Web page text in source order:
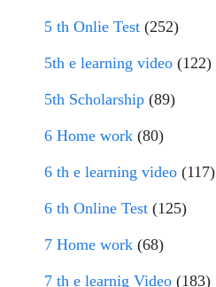
5 th Onlie Test (252)
5th e learning video (122)
5th Scholarship (89)
6 Home work (80)
6 th e learning video (117)
6 th Online Test (125)
7 Home work (68)
7 th e learnig Video (183)